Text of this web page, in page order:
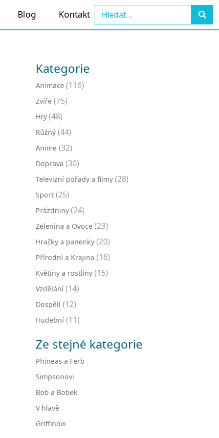
Blog Kontakt
Kategorie
Animace (116)
Zvíře (75)
Hry (48)
Růžný (44)
Anime (32)
Doprava (30)
Televizní pořady a filmy (28)
Sport (25)
Prázdniny (24)
Zelenina a Ovoce (23)
Hračky a panenky (20)
Přírodní a Krajina (16)
Květiny a rostliny (15)
Vzdělání (14)
Dospělí (12)
Hudební (11)
Ze stejné kategorie
Phineas a Ferb
Simpsonovi
Bob a Bobek
V hlavě
Griffinovi